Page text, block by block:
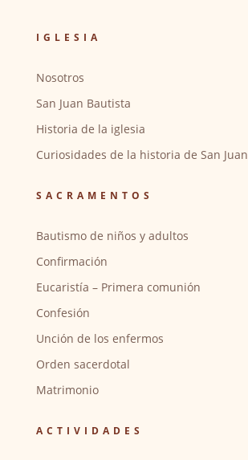
IGLESIA
Nosotros
San Juan Bautista
Historia de la iglesia
Curiosidades de la historia de San Juan
SACRAMENTOS
Bautismo de niños y adultos
Confirmación
Eucaristía – Primera comunión
Confesión
Unción de los enfermos
Orden sacerdotal
Matrimonio
ACTIVIDADES